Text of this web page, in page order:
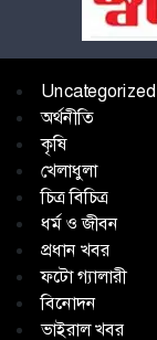
Uncategorized
অর্থনীতি
কৃষি
খেলাধুলা
চিত্র বিচিত্র
ধর্ম ও জীবন
প্রধান খবর
ফটো গ্যালারী
বিনোদন
ভাইরাল খবর